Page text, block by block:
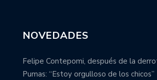
NOVEDADES
Felipe Contepomi, después de la
Pumas: “Estoy orgulloso de los chicos”